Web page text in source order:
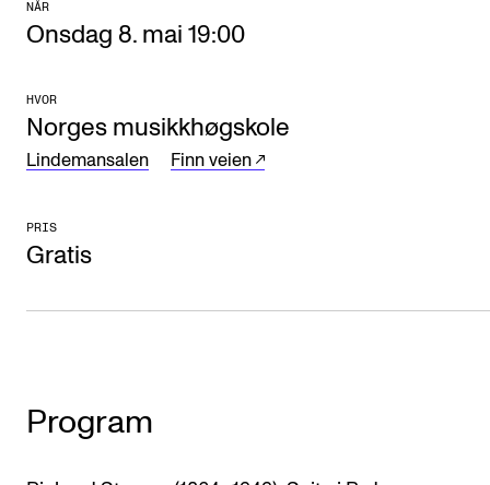
Fagmiljøer
Studentutvalet SUT (student.nmh.no)
CERM
CREMAH
NÅR
Onsdag 8. mai 19:00
HVOR
Norges musikkhøgskole
Lindemansalen Finn veien
PRIS
Gratis
Program